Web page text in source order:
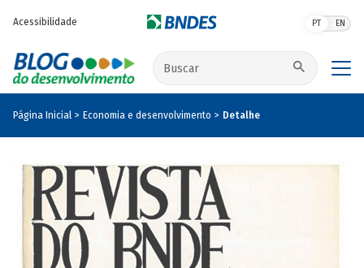
Acessibilidade PT EN
Buscar no site
Página Inicial Economia e desenvolvimento Detalhe